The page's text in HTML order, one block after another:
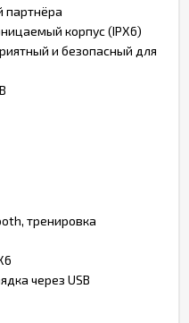
партнёра
корпус (IPX6)
и безопасный для
тренировка
через USB